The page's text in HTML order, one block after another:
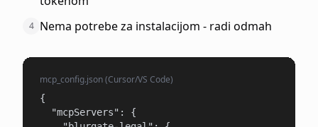
4 Nema potrebe za instalacijom - radi odmah
mcp_config.json (Cursor/VS Code)
{
  "mcpServers": {